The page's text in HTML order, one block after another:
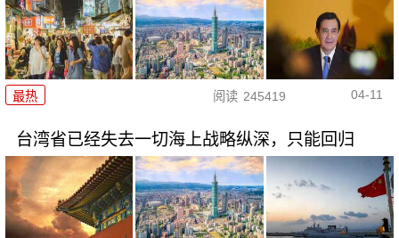
最热 阅读 245419 04-11
台湾省已经失去一切海上战略纵深，只能回归